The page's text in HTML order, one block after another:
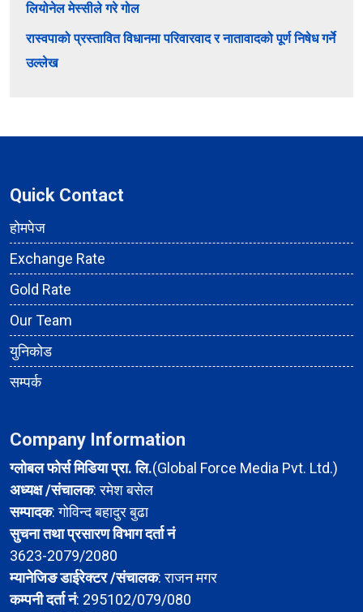
लियोनेल मेस्सीले गरे गोल
रास्वपाको प्रस्तावित विधानमा परिवारवाद र नातावादको पूर्ण निषेध गर्ने
उल्लेख
Quick Contact
होमपेज
Exchange Rate
Gold Rate
Our Team
युनिकोड
सम्पर्क
Company Information
ग्लोबल फोर्स मिडिया प्रा. लि.(Global Force Media Pvt. Ltd.)
अध्यक्ष /संचालक: रमेश बसेल
सम्पादक: गोविन्द बहादुर बुढा
सुचना तथा प्रसारण विभाग दर्ता नं
3623-2079/2080
म्यानेजिङ डाईरेक्टर /संचालक: राजन मगर
कम्पनी दर्ता नं: 295102/079/080